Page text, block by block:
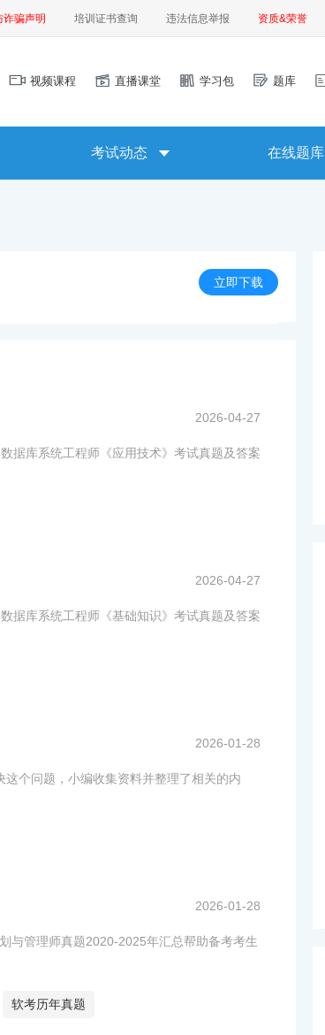
诈骗声明 培训证书查询 违法信息举报 资质&荣誉
视频课程 直播课堂 学习包 题库
考试动态 在线题库
立即下载
2026-04-27
据库系统工程师《应用技术》考试真题及答案
2026-04-27
据库系统工程师《基础知识》考试真题及答案
2026-01-28
个问题，小编收集资料并整理了相关的内
2026-01-28
与管理师真题2020-2025年汇总帮助备考考生
软考历年真题